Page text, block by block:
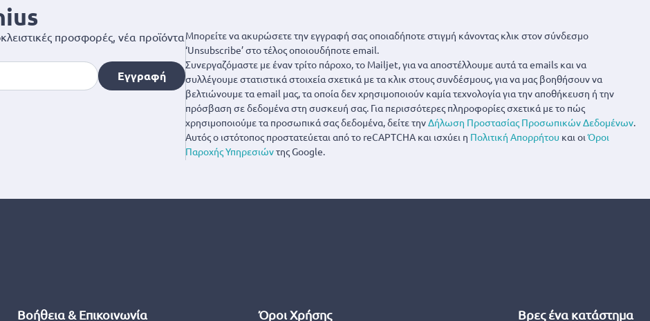
προσφορές, νέα προϊόντα
Εγγραφή
Μπορείτε να ακυρώσετε την εγγραφή σας οποιαδήποτε στιγμή κάνοντας κλικ στον σύνδεσμο
‘Unsubscribe’ στο τέλος οποιουδήποτε email.
Συνεργαζόμαστε με έναν τρίτο πάροχο, το Mailjet, για να αποστέλλουμε αυτά τα emails και να
συλλέγουμε στατιστικά στοιχεία σχετικά με τα κλικ στους συνδέσμους, για να μας βοηθήσουν να
βελτιώνουμε τα email μας, τα οποία δεν χρησιμοποιούν καμία τεχνολογία για την αποθήκευση ή την
πρόσβαση σε δεδομένα στη συσκευή σας. Για περισσότερες πληροφορίες σχετικά με το πώς
χρησιμοποιούμε τα προσωπικά σας δεδομένα, δείτε τηνΔήλωση Προστασίας Προσωπικών Δεδομένων.
Αυτός ο ιστότοπος προστατεύεται από το reCAPTCHA και ισχύει η Πολιτική Απορρήτου και οιΌροι
Παροχής Υπηρεσιώντης Google.
Βοήθεια & Επικοινωνία Όροι Χρήσης Βρες ένα κατάστημα